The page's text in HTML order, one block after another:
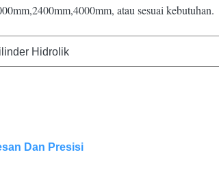
atau sesuai kebutuhan.
Hidrolik
Dan Presisi